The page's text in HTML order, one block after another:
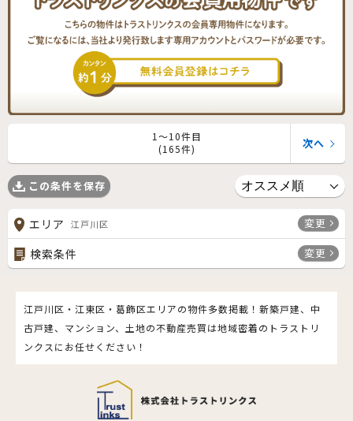
1〜10件目
(165件)
次へ
この条件を保存
エリア 江戸川区 変更
検索条件 変更
江戸川区・江東区・葛飾区エリアの物件多数掲載！新築戸建、中
古戸建、マンション、土地の不動産売買は地域密着のトラストリ
ンクスにお任せください！